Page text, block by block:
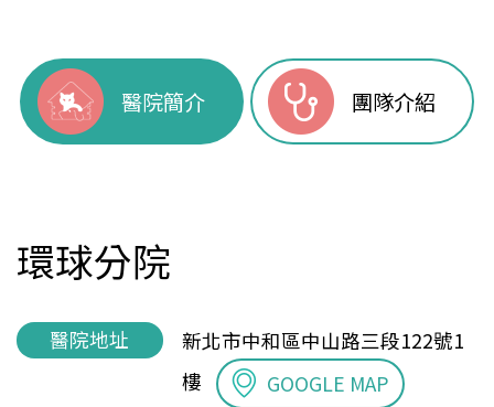
醫院簡介 團隊介紹
環球分院
醫院地址
新北市中和區中山路三段122號1
樓
GOOGLE MAP